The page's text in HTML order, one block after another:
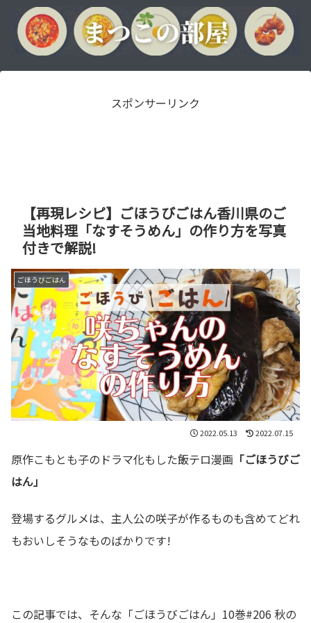
スポンサーリンク
【再現レシピ】ごほうびごはん香川県のご
当地料理「なすそうめん」の作り方を写真
付きで解説!
ごほうびごはん
2022.05.13 2022.07.15
原作こもとも子のドラマ化もした飯テロ漫画 「ごほうびご
はん」
登場するグルメは、主人公の咲子が作るものも含めてどれ
もおいしそうなものばかりです!
この記事では、そんな「ごほうびごはん」10巻#206 秋の